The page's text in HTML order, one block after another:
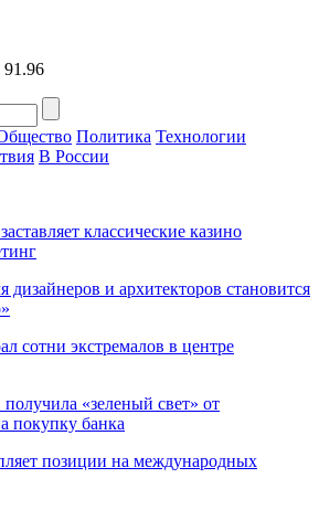
Политика Технологии
В России
классические казино
и архитекторов становится
сотни экстремалов в центре
«зеленый свет» от
покупку банка
позиции на международных